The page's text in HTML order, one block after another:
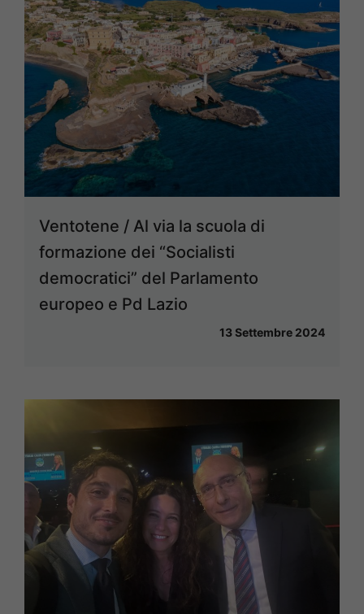
Ventotene / Al via la scuola di
formazione dei “Socialisti
democratici” del Parlamento
europeo e Pd Lazio
13 Settembre 2024